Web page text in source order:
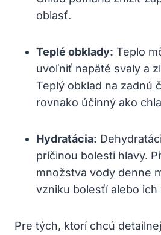
oblasť.
Teplé obklady: Teplo
uvoľniť napäté svaly a
Teplý obklad na zadnú
rovnako účinný ako
Hydratácia:
príčinou bolesti hlavy.
množstva vody denne
vzniku bolesťí alebo ich
Pre tých, ktorí chcú